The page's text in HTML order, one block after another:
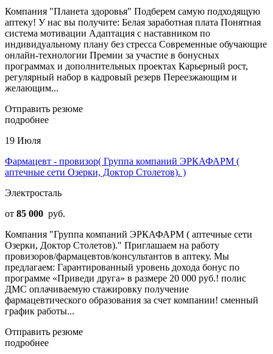
Компания "Планета здоровья" Подберем самую подходящую
аптеку! У нас вы получите: Белая заработная плата Понятная
система мотивации Адаптация с наставником по
индивидуальному плану без стресса Современные обучающие
онлайн-технологии Премии за участие в бонусных
программах и дополнительных проектах Карьерный рост,
регулярный набор в кадровый резерв Переезжающим и
желающим...
Отправить резюме
подробнее
19 Июля
Фармацевт - провизор( Группа компаний ЭРКАФАРМ (
аптечные сети Озерки, Доктор Столетов). )
Электросталь
от 85 000 руб.
Компания "Группа компаний ЭРКАФАРМ ( аптечные сети
Озерки, Доктор Столетов)." Приглашаем на работу
провизоров/фармацевтов/консультантов в аптеку. Мы
предлагаем: Гарантированный уровень дохода бонус по
программе «Приведи друга» в размере 20 000 руб.! полис
ДМС оплачиваемую стажировку получение
фармацевтического образования за счет компании! сменный
график работы...
Отправить резюме
подробнее